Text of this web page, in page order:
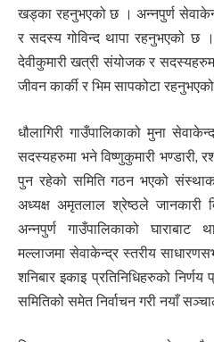
खड्का रहनुभएको छ । अन्नपुर्ण
र सदस्य गोविन्द थापा रहनुभएको छ ।
देवीकुमारी खत्री संयोजक र
जीवन कार्की र भिम सापकोटा
धौलागिरी गाउँपालिकाको मुना
सदस्यहरुमा भने विष्णुकुमारी भण्डारी,
पुन रहेको समिति गठन भएको संस्थाको
अध्यक्ष अमृतलाल श्रेष्ठले
अन्नपुर्ण गाउँपालिकाको
मल्लाजमा सेवाकेन्द्र स्तरीय
शनिबार इकाइ प्रतिनिधिहरुको
समितिको समेत निर्वाचन गरी नयाँ